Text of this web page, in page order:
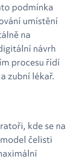
podmínka
umístění
na
návrh
procesu řídí
zubní lékař.
kde se na
čelisti